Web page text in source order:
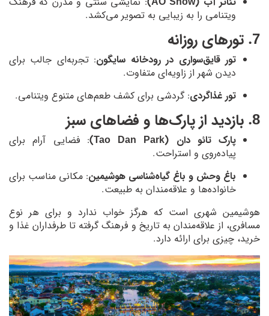
ویتنامی را به زیبایی به تصویر می‌کشد.
7. تورهای روزانه
تور قایق‌سواری در رودخانه سایگون: تجربه‌ای جالب برای
دیدن شهر از زاویه‌ای متفاوت.
تور غذاگردی: گردشی برای کشف طعم‌های متنوع ویتنامی.
8. بازدید از پارک‌ها و فضاهای سبز
پارک تائو دان (Tao Dan Park)
: فضایی آرام برای
پیاده‌روی و استراحت.
باغ وحش و باغ گیاه‌شناسی هوشیمین: مکانی مناسب برای
خانواده‌ها و علاقه‌مندان به طبیعت.
هوشیمین شهری است که هرگز خواب ندارد و برای هر نوع
مسافری، از علاقه‌مندان به تاریخ و فرهنگ گرفته تا طرفداران غذا و
خرید، چیزی برای ارائه دارد.